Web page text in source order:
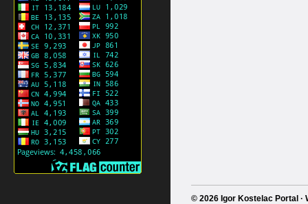
© 2026 Igor Kostelac Portal